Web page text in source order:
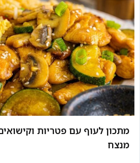
מתכון לעוף עם פטריות
מנצח